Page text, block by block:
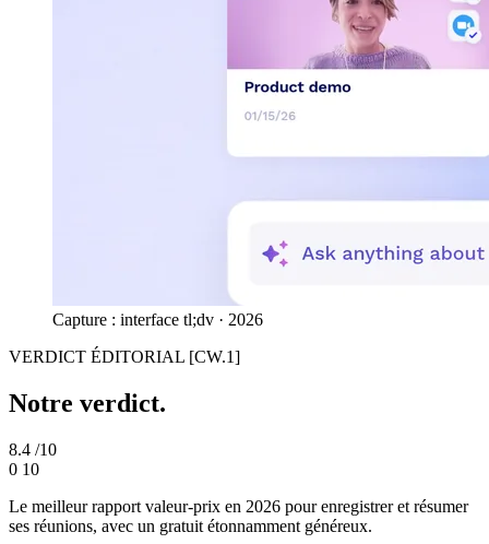
Capture : interface tl;dv · 2026
VERDICT ÉDITORIAL [CW.1]
Notre verdict.
8.4 /10
0 10
Le meilleur rapport valeur-prix en 2026 pour enregistrer et résumer
ses réunions, avec un gratuit étonnamment généreux.